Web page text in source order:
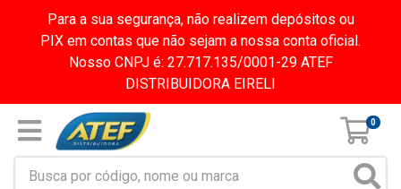
Para a sua segurança, não realizem depósitos ou
PIX em contas que não sejam a nossa conta oficial.
Nosso CNPJ é: 27.717.135/0001-29 ATEF
DISTRIBUIDORA EIRELI
0